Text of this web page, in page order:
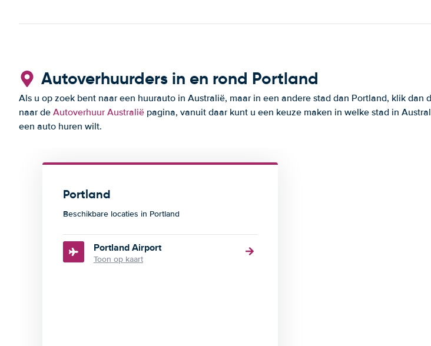
Autoverhuurders in en rond Portland
Als u op zoek bent naar een huurauto in Australië, maar in een andere stad dan Portland, klik dan
naar de Autoverhuur Australië pagina, vanuit daar kunt u een keuze maken in welke stad in
een auto huren wilt.
Portland
Beschikbare locaties in Portland
Portland Airport
Toon op kaart